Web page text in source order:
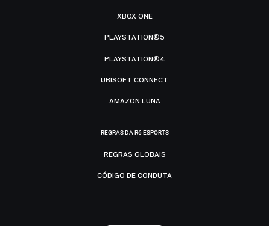
XBOX ONE
PLAYSTATION®5
PLAYSTATION®4
UBISOFT CONNECT
AMAZON LUNA
REGRAS DA R6 ESPORTS
REGRAS GLOBAIS
CÓDIGO DE CONDUTA